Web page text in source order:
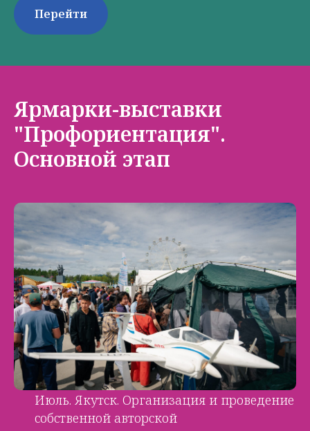
Перейти
Ярмарки-выставки
"Профориентация".
Основной этап
Июль. Якутск. Организация и проведение
собственной авторской